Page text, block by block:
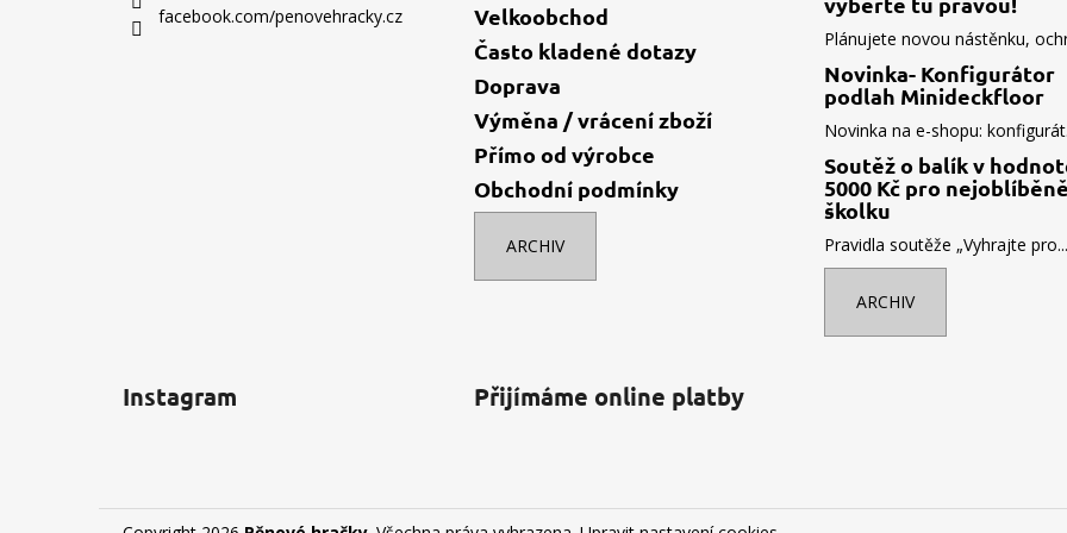
facebook.com/penovehracky.cz
Velkoobchod
Často kladené dotazy
Doprava
Výměna / vrácení zboží
Přímo od výrobce
Obchodní podmínky
ARCHIV
Plánujete novou nástěnku,
Novinka- Konfigurátor
podlah Minideckfloor
Novinka na e-shopu:
Soutěž o balík v
5000 Kč pro
školku
Pravidla soutěže „Vyhrajte pro...
ARCHIV
Instagram Přijímáme online platby